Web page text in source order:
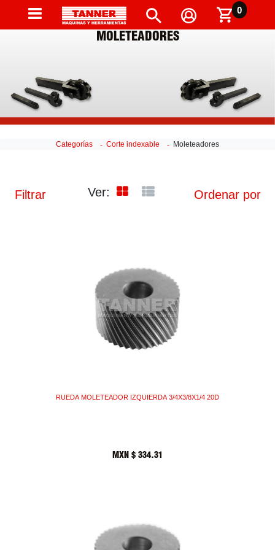
0
MOLETEADORES
Categorías Corte indexable Moleteadores
Ver: Ordenar por
Filtrar
RUEDA MOLETEADOR IZQUIERDA 3/4X3/8X1/4 20D
MXN $ 334.31